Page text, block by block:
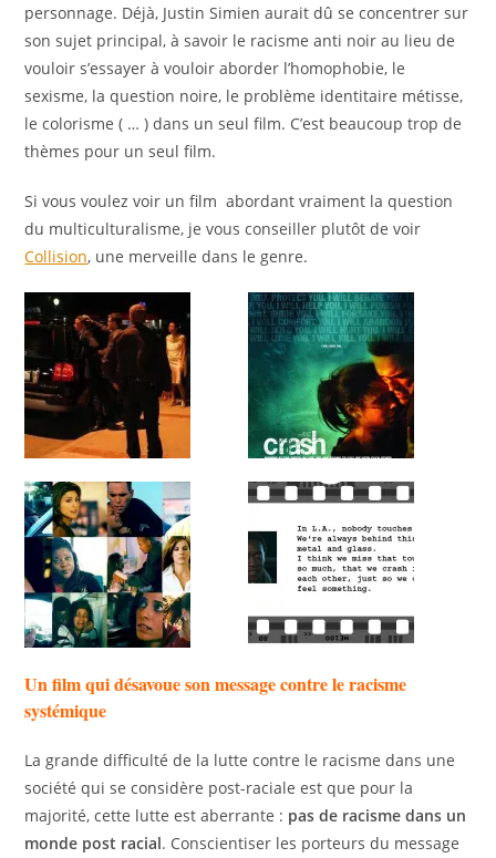
personnage. Déjà, Justin Simien aurait dû se concentrer sur
son sujet principal, à savoir le racisme anti noir au lieu de
vouloir s’essayer à vouloir aborder l’homophobie, le
sexisme, la question noire, le problème identitaire métisse,
le colorisme ( … ) dans un seul film. C’est beaucoup trop de
thèmes pour un seul film.
Si vous voulez voir un film abordant vraiment la question
du multiculturalisme, je vous conseiller plutôt de voir
Collision, une merveille dans le genre.
Un film qui désavoue son message contre le racisme
systémique
La grande difficulté de la lutte contre le racisme dans une
société qui se considère post-raciale est que pour la
majorité, cette lutte est aberrante : pas de racisme dans un
monde post racial. Conscientiser les porteurs du message